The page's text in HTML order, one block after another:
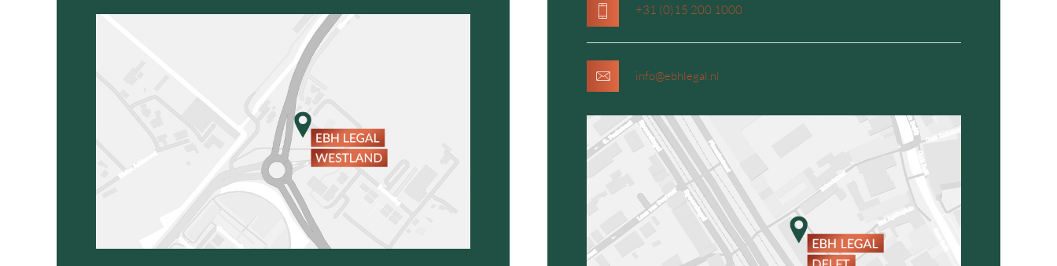
+31 (0)15 200 1000
info@ebhlegal.nl